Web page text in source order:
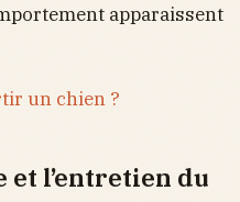
apparaissent
un chien ?
et l’entretien du